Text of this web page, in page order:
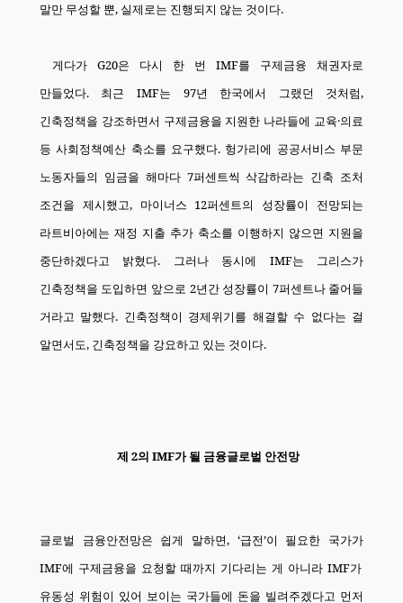
말만 무성할 뿐, 실제로는 진행되지 않는 것이다.
게다가 G20은 다시 한 번 IMF를 구제금융 채권자로
만들었다. 최근 IMF는 97년 한국에서 그랬던 것처럼,
긴축정책을 강조하면서 구제금융을 지원한 나라들에 교육·의료
등 사회정책예산 축소를 요구했다. 헝가리에 공공서비스 부문
노동자들의 임금을 해마다7퍼센트씩 삭감하라는 긴축 조처
조건을 제시했고, 마이너스 12퍼센트의 성장률이 전망되는
라트비아에는 재정 지출 추가 축소를 이행하지 않으면 지원을
중단하겠다고 밝혔다. 그러나 동시에 IMF는 그리스가
긴축정책을 도입하면 앞으로 2년간 성장률이 7퍼센트나 줄어들
거라고 말했다. 긴축정책이 경제위기를 해결할 수 없다는 걸
알면서도, 긴축정책을 강요하고 있는 것이다.
제 2의 IMF가 될 금융글로벌 안전망
글로벌 금융안전망은 쉽게 말하면, ‘급전’이 필요한 국가가
IMF에 구제금융을 요청할 때까지 기다리는 게 아니라 IMF가
유동성 위험이 있어 보이는 국가들에 돈을 빌려주겠다고 먼저